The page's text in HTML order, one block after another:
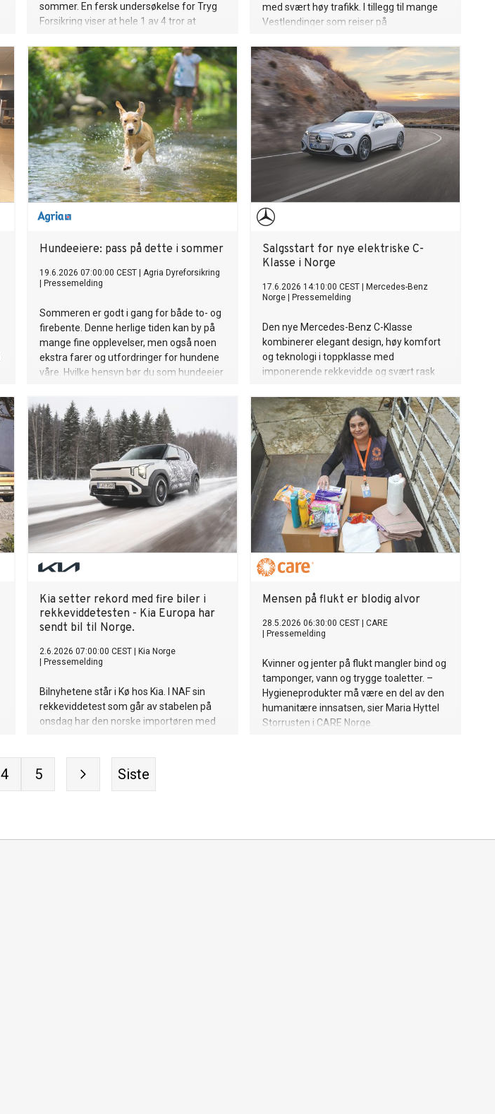
sommer. En fersk undersøkelse for Tryg
Forsikring viser at hele 1 av 4 tror at
Reiseforsikringen er et viktig supplement,
men det er flyselskapet som har ansvaret
om du blir rammet av streik, melder Tryg.
med svært høy trafikk. I tillegg til mange
Vestlendinger som reiser på
turister for å besøke Bergen og
Vestlandet.
Hundeeiere: pass på dette i sommer
19.6.2026 07:00:00 CEST
Agria Dyreforsikring
Pressemelding
Sommeren er godt i gang for både to- og
firebente. Denne herlige tiden kan by på
mange fine opplevelser, men også noen
ekstra farer og utfordringer for hundene
våre. Hvilke hensyn bør du som hundeeier
beste tips.
Salgsstart for nye elektriske C-
Klasse i Norge
17.6.2026 14:10:00 CEST
Mercedes-Benz
Norge
Pressemelding
Den nye Mercedes-Benz C-Klasse
kombinerer elegant design, høy komfort
og teknologi i toppklasse med
imponerende rekkevidde og svært rask
modellen i Norge med en startpris på
689.900 kroner. De første bilene
forventes på norske veier til høsten.
Kia setter rekord med fire biler i
rekkeviddetesten - Kia Europa har
sendt bil til Norge.
2.6.2026 07:00:00 CEST
Kia Norge
Pressemelding
Bilnyhetene står i Kø hos Kia. I NAF sin
rekkeviddetest som går av stabelen på
onsdag har den norske importøren med
for denne ene testen.
Mensen på flukt er blodig alvor
28.5.2026 06:30:00 CEST
CARE
Pressemelding
Kvinner og jenter på flukt mangler bind og
tamponger, vann og trygge toaletter. –
Hygieneprodukter må være en del av den
humanitære innsatsen, sier Maria Hyttel
Storrusten i CARE Norge.
4 5 Siste